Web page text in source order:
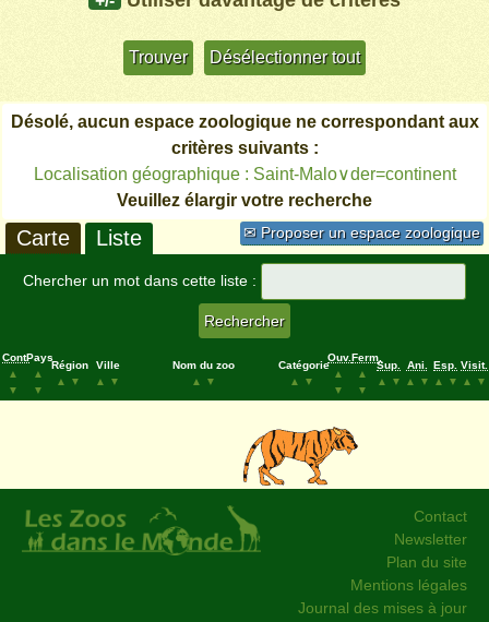
Désolé, aucun espace zoologique ne correspondant aux
critères suivants :
Localisation géographique : Saint-Malo∨der=continent
Veuillez élargir votre recherche
✉ Proposer un espace zoologique
Carte Liste
Chercher un mot dans cette liste :
Cont.
▲
▼
Pays
▲
▼
Région
▲
▼
Ville
▲
▼
Nom du zoo
▲
▼
Catégorie
▲
▼
Ouv.
▲
▼
Ferm.
▲
▼
Sup.
▲
▼
Ani.
▲
▼
Esp.
▲
▼
Visit.
▲
▼
Contact
Newsletter
Plan du site
Mentions légales
Journal des mises à jour